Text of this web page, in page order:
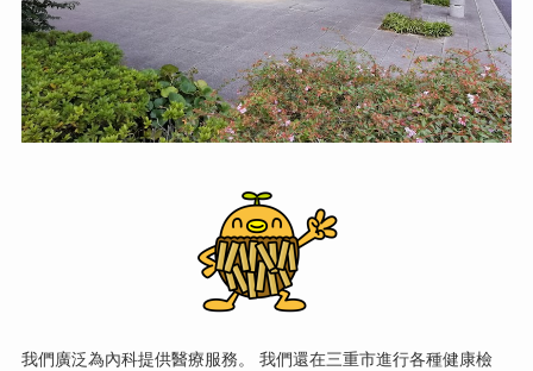
我們廣泛為內科提供醫療服務。 我們還在三重市進行各種健康檢